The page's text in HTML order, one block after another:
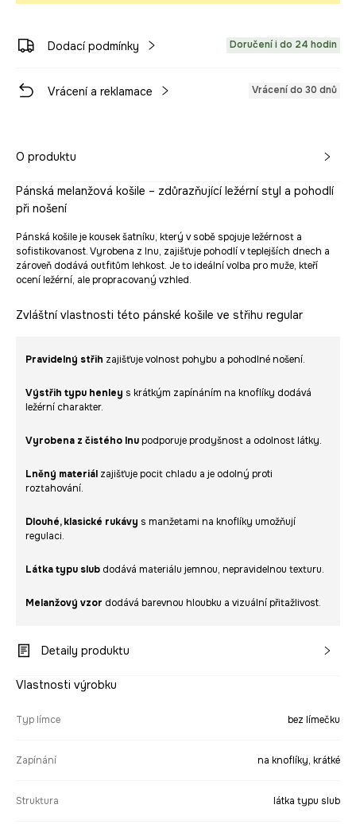
Dodací podmínky Doručení i do 24 hodin
Vrácení a reklamace Vrácení do 30 dnů
O produktu
Pánská melanžová košile – zdůrazňující ležérní styl a pohodlí
při nošení
Pánská košile je kousek šatníku, který v sobě spojuje ležérnost a
sofistikovanost. Vyrobena z lnu, zajišťuje pohodlí v teplejších dnech a
zároveň dodává outfitům lehkost. Je to ideální volba pro muže, kteří
ocení ležérní, ale propracovaný vzhled.
Zvláštní vlastnosti této pánské košile ve střihu regular
Pravidelný střih zajišťuje volnost pohybu a pohodlné nošení.
Výstřih typu henley s krátkým zapínáním na knoflíky dodává
ležérní charakter.
Vyrobena z čistého lnu podporuje prodyšnost a odolnost látky.
Lněný materiál zajišťuje pocit chladu a je odolný proti
roztahování.
Dlouhé, klasické rukávy s manžetami na knoflíky umožňují
regulaci.
Látka typu slub dodává materiálu jemnou, nepravidelnou texturu.
Melanžový vzor dodává barevnou hloubku a vizuální přitažlivost.
Detaily produktu
Vlastnosti výrobku
Typ límce bez límečku
Zapínání na knoflíky, krátké
Struktura látka typu slub